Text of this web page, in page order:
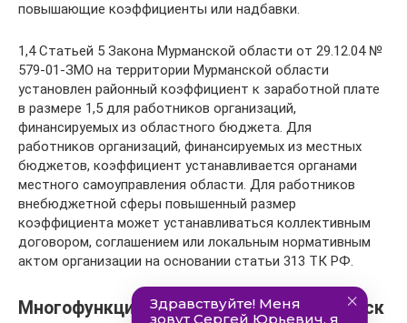
повышающие коэффициенты или надбавки.
1,4 Статьей 5 Закона Мурманской области от 29.12.04 №
579-01-ЗМО на территории Мурманской области
установлен районный коэффициент к заработной плате
в размере 1,5 для работников организаций,
финансируемых из областного бюджета. Для
работников организаций, финансируемых из местных
бюджетов, коэффициент устанавливается органами
местного самоуправления области. Для работников
внебюджетной сферы повышенный размер
коэффициента может устанавливаться коллективным
договором, соглашением или локальным нормативным
актом организации на основании статьи 313 ТК РФ.
Многофункциональный центр — Мурманск